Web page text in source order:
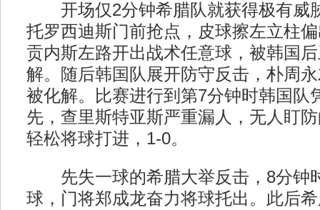
开场仅2分钟希腊队就获得极有威
托罗西迪斯门前抢点，皮球擦左立柱
贡内斯左路开出战术任意球，被韩国
解。随后韩国队展开防守反击，朴周
被化解。比赛进行到第7分钟时韩国队
先，查里斯特亚斯严重漏人，无人盯
轻松将球打进，1-0。
先失一球的希腊大举反击，8分钟
球，门将郑成龙奋力将球托出。此后